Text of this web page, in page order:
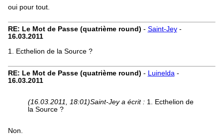
oui pour tout.
RE: Le Mot de Passe (quatrième round) - Saint-Jey-
16.03.2011
1. Ecthelion de la Source ?
RE: Le Mot de Passe (quatrième round) - Luinelda-
16.03.2011
(16.03.2011, 18:01)Saint-Jey a écrit : 1. Ecthelion de
la Source ?
Non.